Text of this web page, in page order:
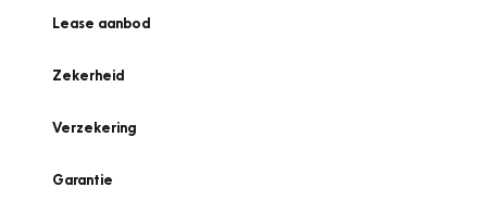
Lease aanbod
Zekerheid
Verzekering
Garantie